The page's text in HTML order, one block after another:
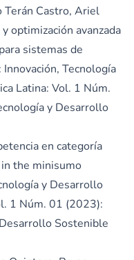
Terán Castro, Ariel
optimización avanzada
sistemas de
Innovación, Tecnología
Latina: Vol. 1 Núm.
y Desarrollo
en categoría
the minisumo
y Desarrollo
1 Núm. 01 (2023):
Sostenible